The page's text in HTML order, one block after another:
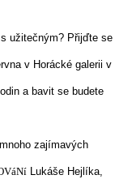
užitečným? Přijďte se
v Horácké galerii v
a bavit se budete
zajímavých
Lukáše Hejlíka,